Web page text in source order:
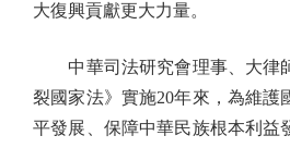
大復興貢獻更大力量。
中華司法研究會理事、大律
裂國家法》實施20年來，為維護
平發展、保障中華民族根本利益